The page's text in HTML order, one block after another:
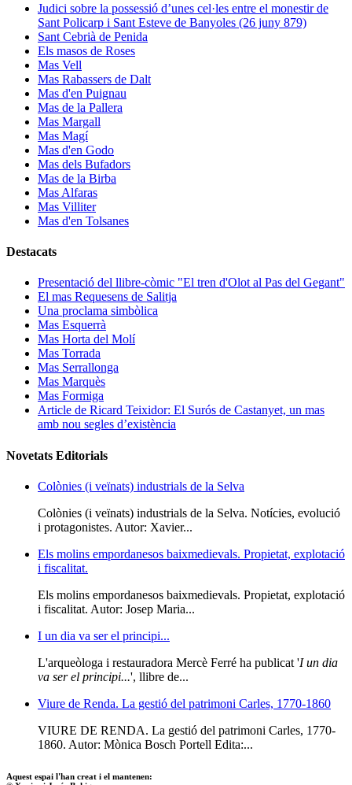
Judici sobre la possessió d’unes cel·les entre el monestir de
Sant Policarp i Sant Esteve de Banyoles (26 juny 879)
Sant Cebrià de Penida
Els masos de Roses
Mas Vell
Mas Rabassers de Dalt
Mas d'en Puignau
Mas de la Pallera
Mas Margall
Mas Magí
Mas d'en Godo
Mas dels Bufadors
Mas de la Birba
Mas Alfaras
Mas Villiter
Mas d'en Tolsanes
Destacats
Presentació del llibre-còmic "El tren d'Olot al Pas del Gegant"
El mas Requesens de Salitja
Una proclama simbòlica
Mas Esquerrà
Mas Horta del Molí
Mas Torrada
Mas Serrallonga
Mas Marquès
Mas Formiga
Article de Ricard Teixidor: El Surós de Castanyet, un mas
amb nou segles d’existència
Novetats Editorials
Colònies (i veïnats) industrials de la Selva
Colònies (i veïnats) industrials de la Selva. Notícies, evolució
i protagonistes. Autor: Xavier...
Els molins empordanesos baixmedievals. Propietat, explotació
i fiscalitat.
Els molins empordanesos baixmedievals. Propietat, explotació
i fiscalitat. Autor: Josep Maria...
I un dia va ser el principi...
L'arqueòloga i restauradora Mercè Ferré ha publicat 'I un dia
va ser el principi...', llibre de...
Viure de Renda. La gestió del patrimoni Carles, 1770-1860
VIURE DE RENDA. La gestió del patrimoni Carles, 1770-
1860. Autor: Mònica Bosch Portell Edita:...
Aquest espai l'han creat i el mantenen: